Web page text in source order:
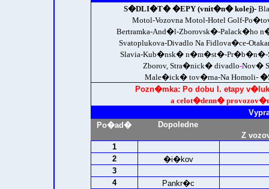
S�DLI�T� �EPY (vnit�n� kolej)-
Motol-Vozovna Motol-Hotel Golf-
Bertramka-And�l-Zborovsk�-
Svatoplukova-Divadlo Na Fidlova�ce-
Slavia-Kub�nsk� n�m�st�-Pr�b�n�-
Zborov, Stra�nick� divadlo-Nov�
Male�ick� tov�rna-Na Homoli-
Pozn�mka: Po dobu I. etapy
a celot�denn�
Po�ad�
Dopoledne
Z
1
2
�i�kov
3
4
Pankr�c